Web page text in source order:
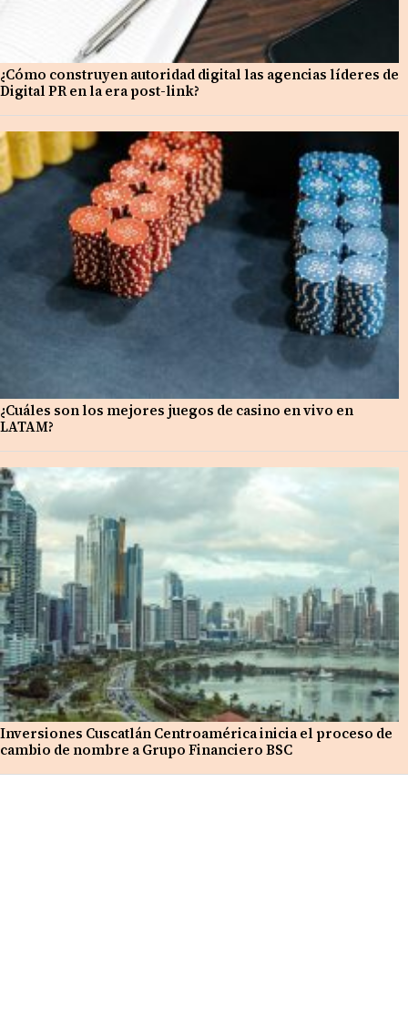
¿Cómo construyen autoridad digital las agencias líderes de
Digital PR en la era post-link?
¿Cuáles son los mejores juegos de casino en vivo en
LATAM?
Inversiones Cuscatlán Centroamérica inicia el proceso de
cambio de nombre a Grupo Financiero BSC